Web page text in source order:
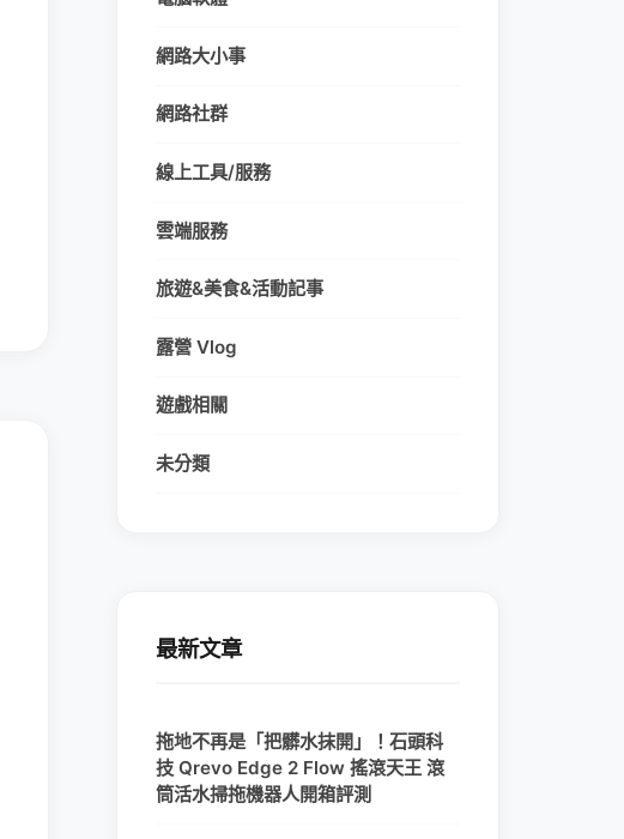
網路大小事
網路社群
線上工具/服務
雲端服務
旅遊&美食&活動記事
露營 Vlog
遊戲相關
未分類
最新文章
拖地不再是「把髒水抹開」！石頭科
技 Qrevo Edge 2 Flow 搖滾天王 滾
筒活水掃拖機器人開箱評測